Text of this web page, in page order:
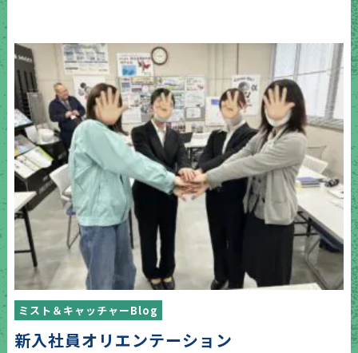
ミスト＆キャッチャーBlog
新入社員オリエンテーション